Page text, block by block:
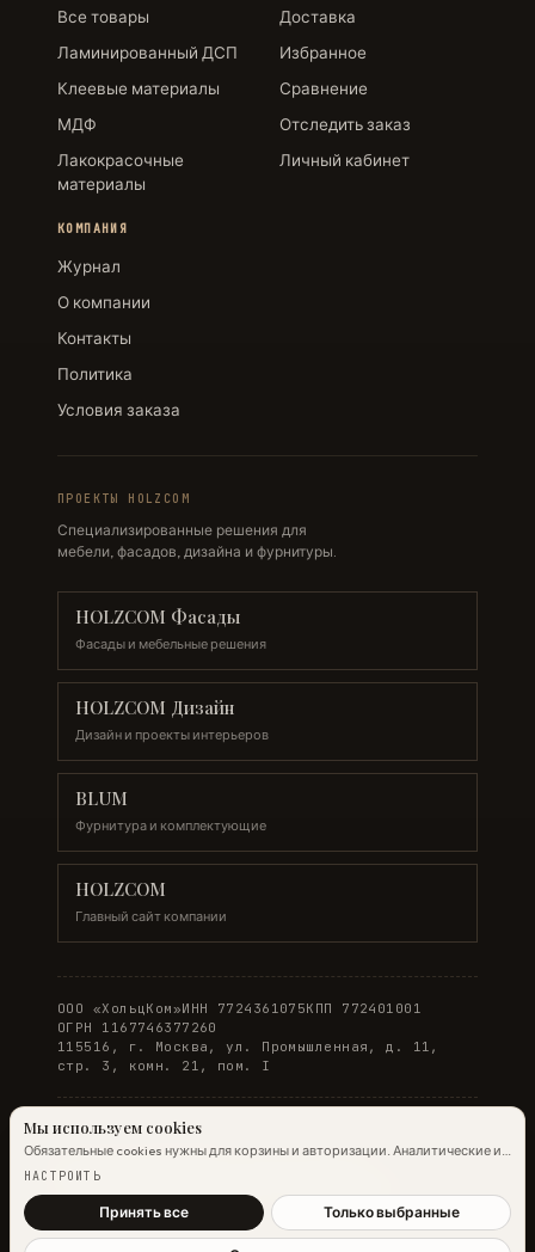
Все товары
Ламинированный ДСП
Клеевые материалы
МДФ
Лакокрасочные
материалы
Доставка
Избранное
Сравнение
Отследить заказ
Личный кабинет
КОМПАНИЯ
Журнал
О компании
Контакты
Политика
Условия заказа
ПРОЕКТЫ HOLZCOM
Специализированные решения для
мебели, фасадов, дизайна и фурнитуры.
HOLZCOM Фасады
Фасады и мебельные решения
HOLZCOM Дизайн
Дизайн и проекты интерьеров
BLUM
Фурнитура и комплектующие
HOLZCOM
Главный сайт компании
ООО «ХольцКом»ИНН 7724361075КПП 772401001
ОГРН 1167746377260
115516, г. Москва, ул. Промышленная, д. 11,
стр. 3, комн. 21, пом. I
© 2026 WOODONLINE. Все права защищены.
Мы используем cookies
Обязательные cookies нужны для корзины и авторизации. Аналитические и
маркетинговые помогают улучшить сайт.
НАСТРОИТЬ
Принять все Только выбранные